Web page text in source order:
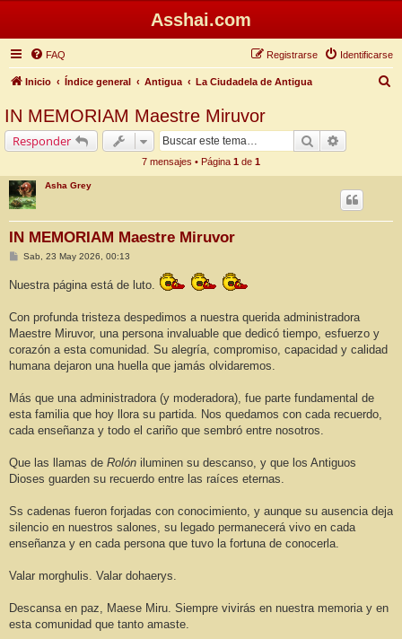
Asshai.com
FAQ Identificarse
Registrarse
Inicio Índice general Antigua La Ciudadela de Antigua
IN MEMORIAM Maestre Miruvor
Responder Buscar
7 mensajes • Página 1 de 1
Asha Grey
IN MEMORIAM Maestre Miruvor
M
s
e
Sab, 23 May 2026, 00:13
Nuestra página está de luto.
Con profunda tristeza despedimos a nuestra querida administradora
Maestre Miruvor, una persona invaluable que dedicó tiempo, esfuerzo y
corazón a esta comunidad. Su alegría, compromiso, capacidad y calidad
humana dejaron una huella que jamás olvidaremos.
Más que una administradora (y moderadora), fue parte fundamental de
esta familia que hoy llora su partida. Nos quedamos con cada recuerdo,
cada enseñanza y todo el cariño que sembró entre nosotros.
Que las llamas de Rolón iluminen su descanso, y que los Antiguos
Dioses guarden su recuerdo entre las raíces eternas.
Ss cadenas fueron forjadas con conocimiento, y aunque su ausencia deja
silencio en nuestros salones, su legado permanecerá vivo en cada
enseñanza y en cada persona que tuvo la fortuna de conocerla.
Valar morghulis. Valar dohaerys.
Descansa en paz, Maese Miru. Siempre vivirás en nuestra memoria y en
esta comunidad que tanto amaste.